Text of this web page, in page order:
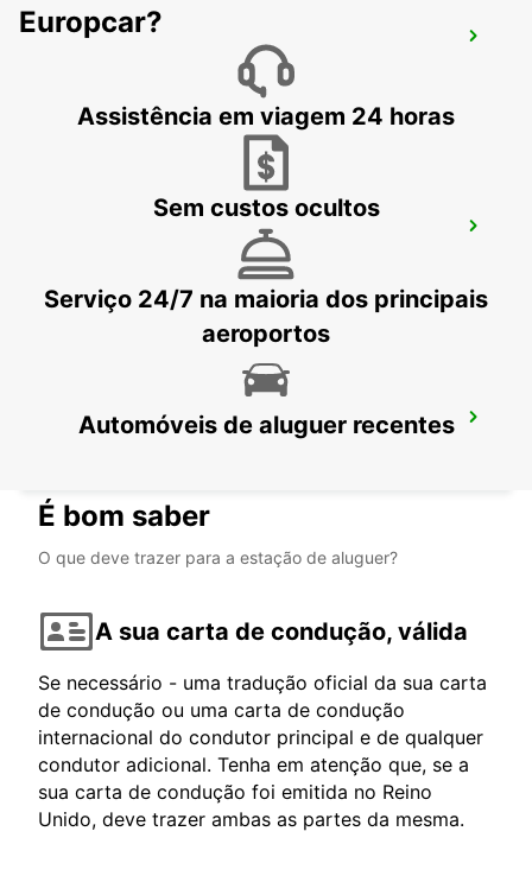
BADEN-BADEN
BADEN-BADEN - GERMANY
RASTATT MERCEDES-BENZ FORUM
(APENAS DEVOLUÇÃO)
RASTATT
Europcar?
Assistência em viagem 24 horas
Sem custos ocultos
Serviço 24/7 na maioria dos principais
aeroportos
Automóveis de aluguer recentes
É bom saber
O que deve trazer para a estação de aluguer?
A sua carta de condução, válida
Se necessário - uma tradução oficial da sua carta
de condução ou uma carta de condução
internacional do condutor principal e de qualquer
condutor adicional. Tenha em atenção que, se a
sua carta de condução foi emitida no Reino
Unido, deve trazer ambas as partes da mesma.